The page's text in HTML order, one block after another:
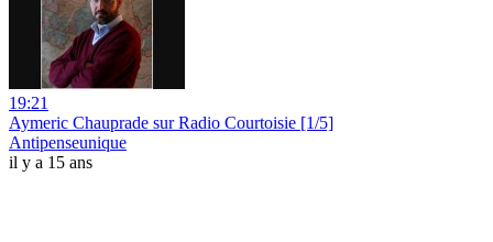
19:21
Aymeric Chauprade sur Radio Courtoisie [1/5]
Antipenseunique
il y a 15 ans